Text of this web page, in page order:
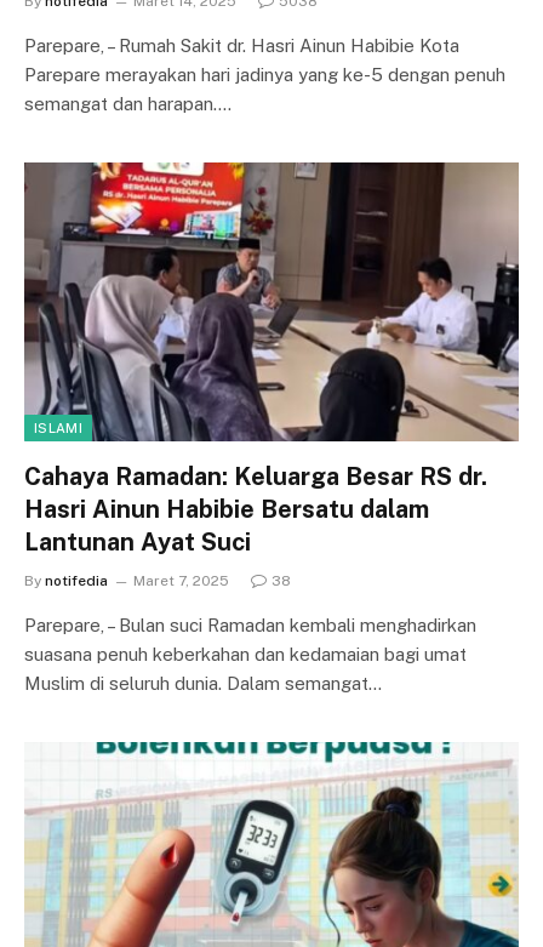
Parepare, – Rumah Sakit dr. Hasri Ainun Habibie Kota
Parepare merayakan hari jadinya yang ke-5 dengan penuh
semangat dan harapan.…
ISLAMI
Cahaya Ramadan: Keluarga Besar RS dr.
Hasri Ainun Habibie Bersatu dalam
Lantunan Ayat Suci
By notifedia Maret 7, 2025 38
Parepare, – Bulan suci Ramadan kembali menghadirkan
suasana penuh keberkahan dan kedamaian bagi umat
Muslim di seluruh dunia. Dalam semangat…